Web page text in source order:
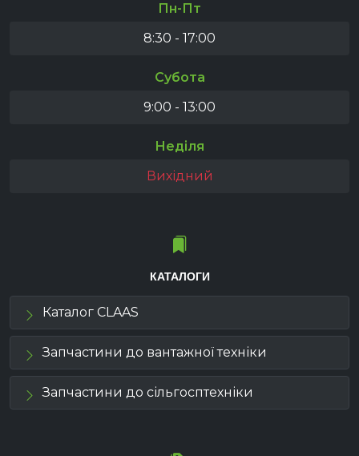
Пн-Пт
8:30 - 17:00
Субота
9:00 - 13:00
Неділя
Вихідний
КАТАЛОГИ
Каталог CLAAS
Запчастини до вантажної техніки
Запчастини до сільгосптехніки